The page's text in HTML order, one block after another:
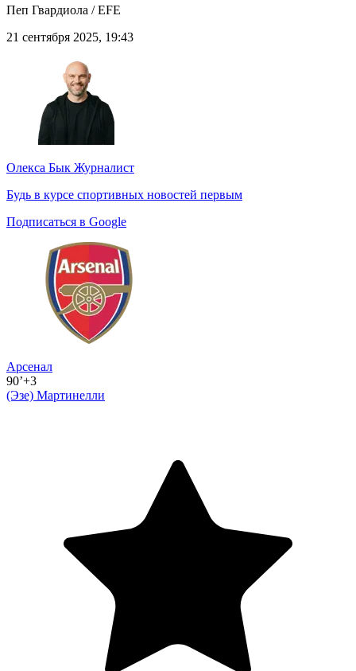
Пеп Гвардиола / EFE
21 сентября 2025, 19:43
Олекса Бык Журналист
Будь в курсе спортивных новостей первым
Подписаться в Google
Арсенал
90’+3
(Эзе) Мартинелли